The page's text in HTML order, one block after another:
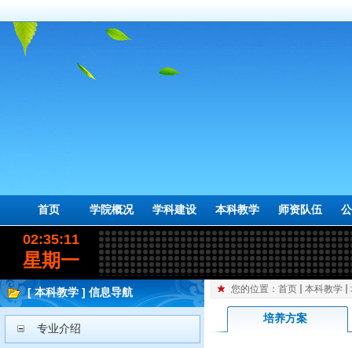
首页 学院概况 学科建设 本科教学 师资队伍
02:35:12
星期一
[ 本科教学 ] 信息导航
专业介绍
您的位置： 首页 本科教学
培养方案